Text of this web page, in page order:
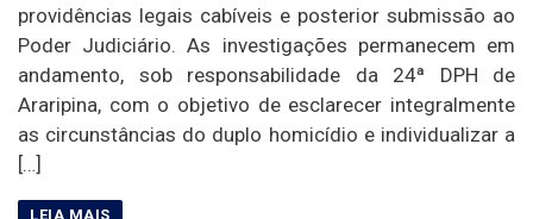
providências legais cabíveis e posterior submissão ao
Poder Judiciário. As investigações permanecem em
andamento, sob responsabilidade da 24ª DPH de
Araripina, com o objetivo de esclarecer integralmente
as circunstâncias do duplo homicídio e individualizar a
[…]